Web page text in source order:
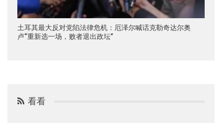
土耳其最大反对党陷法律危机：厄泽尔喊话克勒奇达尔奥
卢“重新选一场，败者退出政坛”
看看